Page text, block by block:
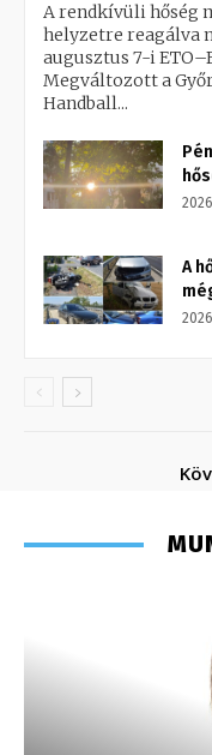
A rendkívüli hőség
helyzetre reagálva
augusztus 7-i
Megváltozott a
Handball...
A